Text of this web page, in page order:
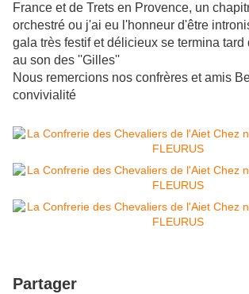
France et de Trets en Provence, un
orchestré ou j'ai eu l'honneur d'être
gala très festif et délicieux se termina tard
au son des ''Gilles''
Nous remercions nos confrères et amis
convivialité
Partager